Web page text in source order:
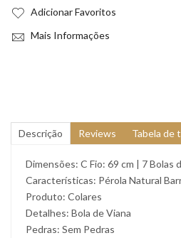
Adicionar Favoritos
Mais Informações
Descrição Reviews Tabela de
Dimensões: C Fio: 69 cm | 7 Bolas
Características: Pérola Natural
Produto: Colares
Detalhes: Bola de Viana
Pedras: Sem Pedras